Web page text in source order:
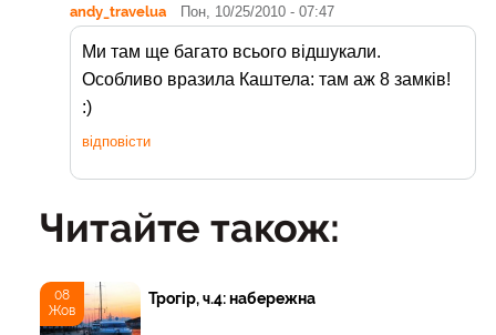
andy_travelua Пон, 10/25/2010 - 07:47
Ми там ще багато всього відшукали.
Особливо вразила Каштела: там аж 8 замків!
:)
відповісти
Читайте також:
08
Жов
Трогір, ч.4: набережна